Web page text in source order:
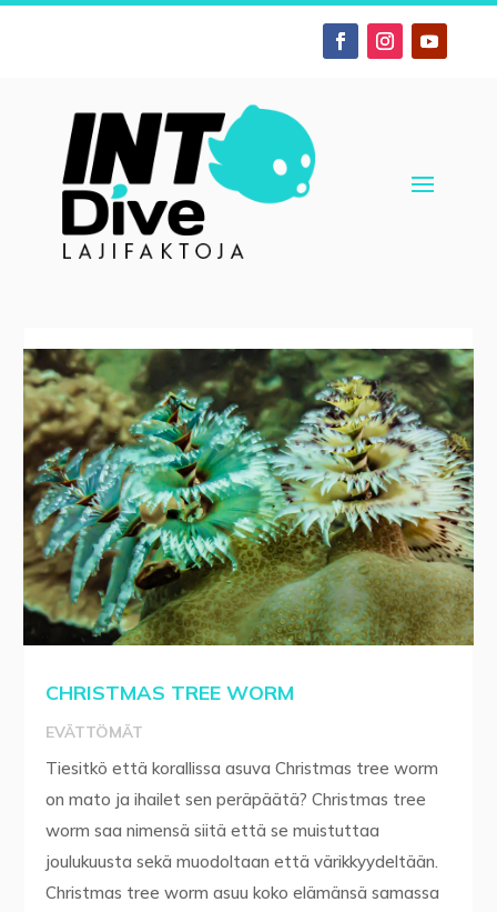
CHRISTMAS TREE WORM
EVÄTTÖMÄT
Tiesitkö että korallissa asuva Christmas tree worm
on mato ja ihailet sen peräpäätä? Christmas tree
worm saa nimensä siitä että se muistuttaa
joulukuusta sekä muodoltaan että värikkyydeltään.
Christmas tree worm asuu koko elämänsä samassa